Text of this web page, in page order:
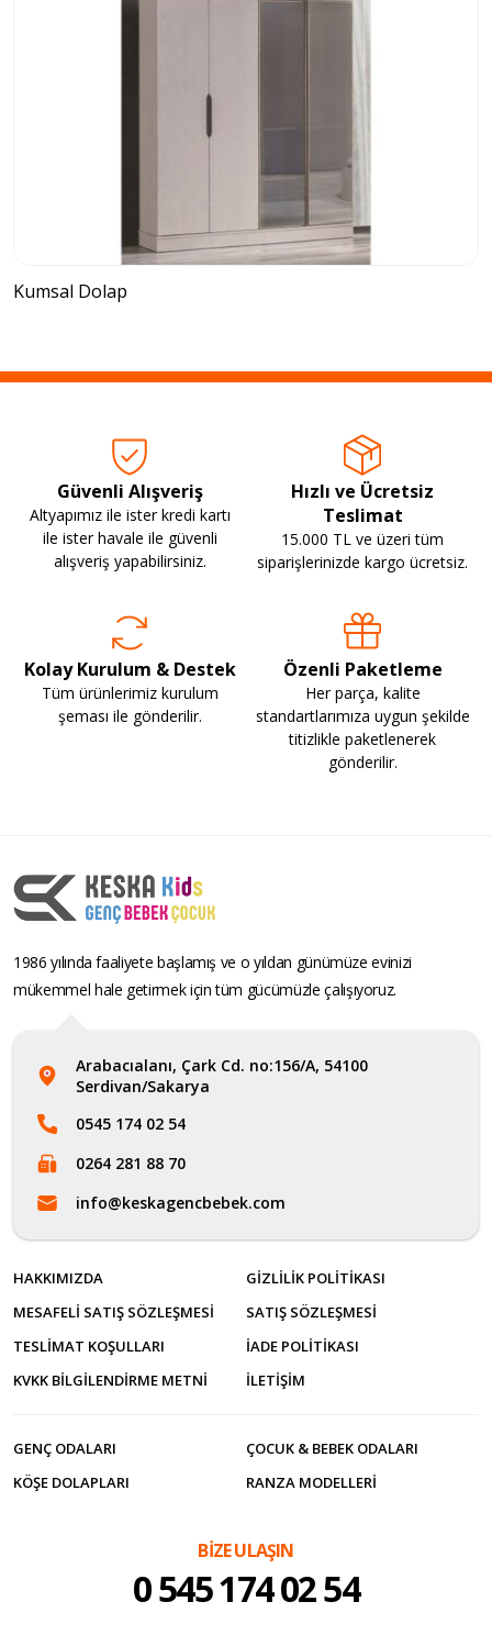
Kumsal Dolap
Güvenli Alışveriş
Altyapımız ile ister kredi kartı
ile ister havale ile güvenli
alışveriş yapabilirsiniz.
Hızlı ve Ücretsiz
Teslimat
15.000 TL ve üzeri tüm
siparişlerinizde kargo ücretsiz.
Kolay Kurulum & Destek
Tüm ürünlerimiz kurulum
şeması ile gönderilir.
Özenli Paketleme
Her parça, kalite
standartlarımıza uygun şekilde
titizlikle paketlenerek
gönderilir.
1986 yılında faaliyete başlamış ve o yıldan günümüze evinizi
mükemmel hale getirmek için tüm gücümüzle çalışıyoruz.
Arabacıalanı, Çark Cd. no:156/A, 54100
Serdivan/Sakarya
0545 174 02 54
0264 281 88 70
info@keskagencbebek.com
HAKKIMIZDA
GIZLILIK POLITIKASI
MESAFELI SATIŞ SÖZLEŞMESI
SATIŞ SÖZLEŞMESI
TESLIMAT KOŞULLARI
İADE POLITIKASI
KVKK BILGILENDIRME METNI
İLETİŞİM
GENÇ ODALARI
ÇOCUK & BEBEK ODALARI
KÖŞE DOLAPLARI
RANZA MODELLERI
BİZE ULAŞIN
0 545 174 02 54